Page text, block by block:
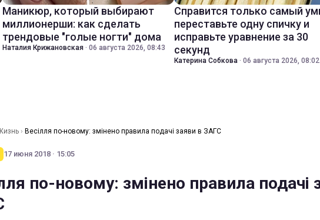
Маникюр, который выбирают
миллионерши: как сделать
трендовые "голые ногти" дома
Наталия Крижановская · 06 августа 2026, 08:43
Справится только самый
переставьте одну спичку и
исправьте уравнение за 30
секунд
Катерина Собкова · 06 августа 2026, 08:02
› Весілля по-новому: змінено правила подачі заяви в ЗАГС
17 июня 2018 · 15:05
по-новому: змінено правила подачі